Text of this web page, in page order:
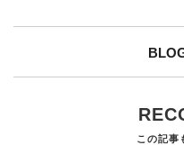
この記事